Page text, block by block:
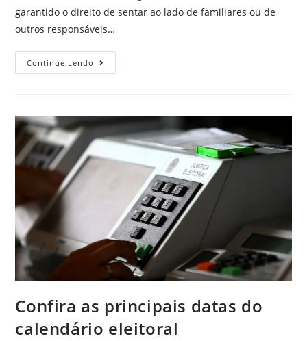
garantido o direito de sentar ao lado de familiares ou de
outros responsáveis…
Continue Lendo
Confira as principais datas do
calendário eleitoral